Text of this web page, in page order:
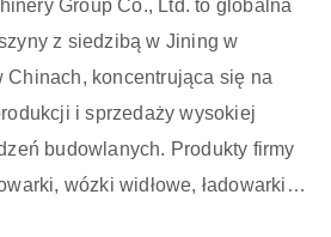
Group Co., Ltd. to globalna
z siedzibą w Jining w
Chinach, koncentrująca się na
i sprzedaży wysokiej
budowlanych. Produkty firmy
wózki widłowe, ładowarki
które są szeroko stosowane w